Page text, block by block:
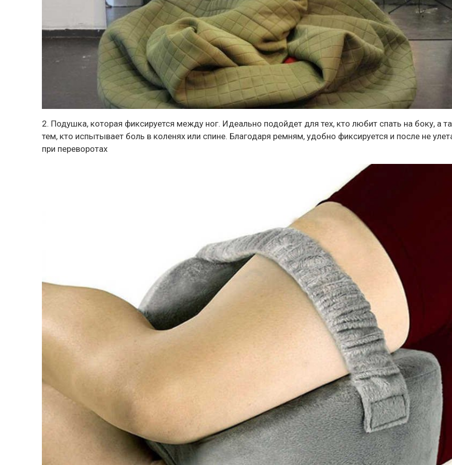
2. Подушка, которая фиксируется между ног. Идеально подойдет для тех, кто любит спать на боку, а
тем, кто испытывает боль в коленях или спине. Благодаря ремням, удобно фиксируется и после не
при переворотах